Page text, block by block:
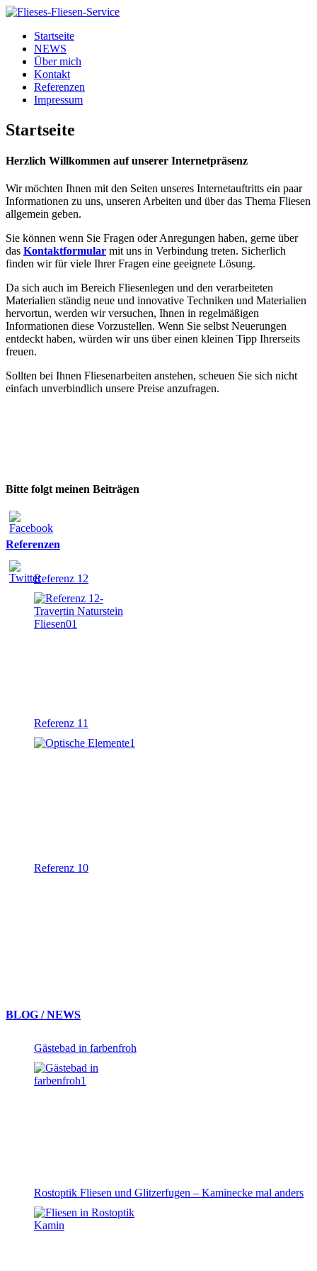
Startseite
NEWS
Über mich
Kontakt
Referenzen
Impressum
Startseite
Herzlich Willkommen auf unserer Internetpräsenz
Wir möchten Ihnen mit den Seiten unseres Internetauftritts ein paar
Informationen zu uns, unseren Arbeiten und über das Thema Fliesen
allgemein geben.
Sie können wenn Sie Fragen oder Anregungen haben, gerne über
das Kontaktformular mit uns in Verbindung treten. Sicherlich
finden wir für viele Ihrer Fragen eine geeignete Lösung.
Da sich auch im Bereich Fliesenlegen und den verarbeiteten
Materialien ständig neue und innovative Techniken und Materialien
hervortun, werden wir versuchen, Ihnen in regelmäßigen
Informationen diese Vorzustellen. Wenn Sie selbst Neuerungen
entdeckt haben, würden wir uns über einen kleinen Tipp Ihrerseits
freuen.
Sollten bei Ihnen Fliesenarbeiten anstehen, scheuen Sie sich nicht
einfach unverbindlich unsere Preise anzufragen.
Bitte folgt meinen Beiträgen
Referenzen
Referenz 12
Referenz 11
Referenz 10
BLOG / NEWS
Gästebad in farbenfroh
Rostoptik Fliesen und Glitzerfugen – Kaminecke mal anders